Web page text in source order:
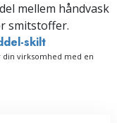
mellem håndvask
smitstoffer.
skilt
virksomhed med en